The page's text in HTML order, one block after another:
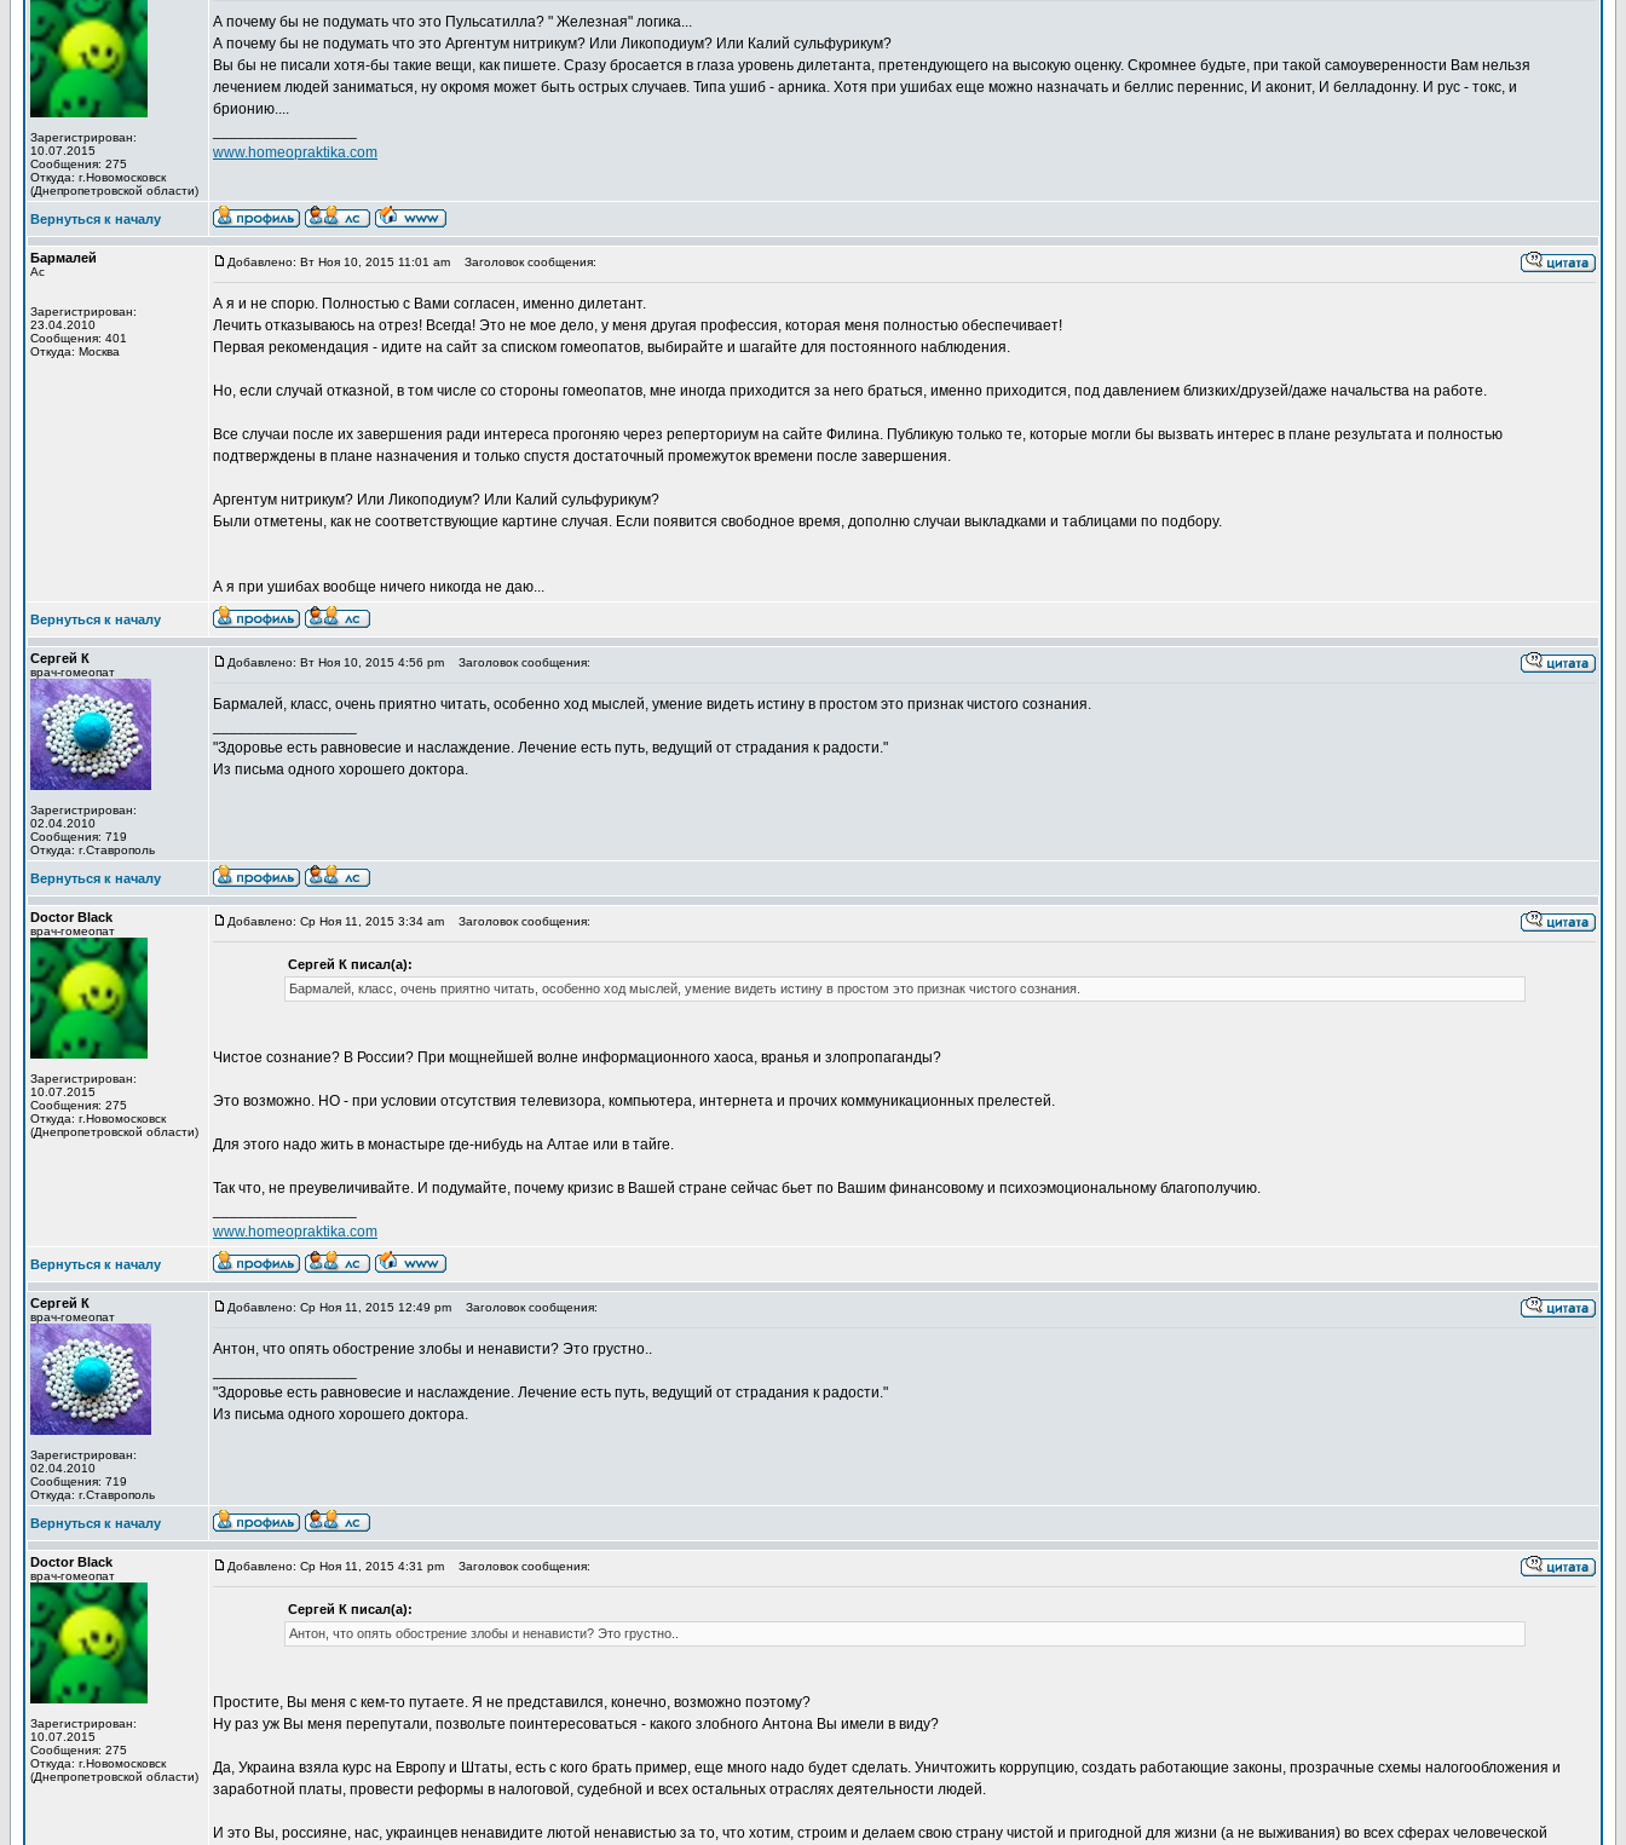
Зарегистрирован:
10.07.2015
Сообщения: 275
Откуда: г.Новомосковск
(Днепропетровской области)
А почему бы не подумать что это Пульсатилла? " Железная" логика...
А почему бы не подумать что это Аргентум нитрикум? Или Ликоподиум? Или Калий сульфурикум?
Вы бы не писали хотя-бы такие вещи, как пишете. Сразу бросается в глаза уровень дилетанта, претендующего на высокую оценку. Скромнее будьте, при такой самоуверенности Вам нельзя
лечением людей заниматься, ну окромя может быть острых случаев. Типа ушиб - арника. Хотя при ушибах еще можно назначать и беллис переннис, И аконит, И белладонну. И рус - токс, и
брионию....
www.homeopraktika.com
Вернуться к началу
Бармалей
Ас
Зарегистрирован:
23.04.2010
Сообщения: 401
Откуда: Москва
Добавлено: Вт Ноя 10, 2015 11:01 am Заголовок сообщения:
А я и не спорю. Полностью с Вами согласен, именно дилетант.
Лечить отказываюсь на отрез! Всегда! Это не мое дело, у меня другая профессия, которая меня полностью обеспечивает!
Первая рекомендация - идите на сайт за списком гомеопатов, выбирайте и шагайте для постоянного наблюдения.
Но, если случай отказной, в том числе со стороны гомеопатов, мне иногда приходится за него браться, именно приходится, под давлением близких/друзей/даже начальства на работе.
Все случаи после их завершения ради интереса прогоняю через реперториум на сайте Филина. Публикую только те, которые могли бы вызвать интерес в плане результата и полностью
подтверждены в плане назначения и только спустя достаточный промежуток времени после завершения.
Аргентум нитрикум? Или Ликоподиум? Или Калий сульфурикум?
Были отметены, как не соответствующие картине случая. Если появится свободное время, дополню случаи выкладками и таблицами по подбору.
А я при ушибах вообще ничего никогда не даю...
Вернуться к началу
Сергей К
врач-гомеопат
Зарегистрирован:
02.04.2010
Сообщения: 719
Откуда: г.Ставрополь
Добавлено: Вт Ноя 10, 2015 4:56 pm Заголовок сообщения:
Бармалей, класс, очень приятно читать, особенно ход мыслей, умение видеть истину в простом это признак чистого сознания.
"Здоровье есть равновесие и наслаждение. Лечение есть путь, ведущий от страдания к радости."
Из письма одного хорошего доктора.
Вернуться к началу
Doctor Black
врач-гомеопат
Зарегистрирован:
10.07.2015
Сообщения: 275
Откуда: г.Новомосковск
(Днепропетровской области)
Добавлено: Ср Ноя 11, 2015 3:34 am Заголовок сообщения:
Сергей К писал(а):
Бармалей, класс, очень приятно читать, особенно ход мыслей, умение видеть истину в простом это признак чистого сознания.
Чистое сознание? В России? При мощнейшей волне информационного хаоса, вранья и злопропаганды?
Это возможно. НО - при условии отсутствия телевизора, компьютера, интернета и прочих коммуникационных прелестей.
Для этого надо жить в монастыре где-нибудь на Алтае или в тайге.
Так что, не преувеличивайте. И подумайте, почему кризис в Вашей стране сейчас бьет по Вашим финансовому и психоэмоциональному благополучию.
www.homeopraktika.com
Вернуться к началу
Сергей К
врач-гомеопат
Зарегистрирован:
02.04.2010
Сообщения: 719
Откуда: г.Ставрополь
Добавлено: Ср Ноя 11, 2015 12:49 pm Заголовок сообщения:
Антон, что опять обострение злобы и ненависти? Это грустно..
"Здоровье есть равновесие и наслаждение. Лечение есть путь, ведущий от страдания к радости."
Из письма одного хорошего доктора.
Вернуться к началу
Doctor Black
врач-гомеопат
Зарегистрирован:
10.07.2015
Сообщения: 275
Откуда: г.Новомосковск
(Днепропетровской области)
Добавлено: Ср Ноя 11, 2015 4:31 pm Заголовок сообщения:
Сергей К писал(а):
Антон, что опять обострение злобы и ненависти? Это грустно..
Простите, Вы меня с кем-то путаете. Я не представился, конечно, возможно поэтому?
Ну раз уж Вы меня перепутали, позвольте поинтересоваться - какого злобного Антона Вы имели в виду?
Да, Украина взяла курс на Европу и Штаты, есть с кого брать пример, еще много надо будет сделать. Уничтожить коррупцию, создать работающие законы, прозрачные схемы налогообложения и
заработной платы, провести реформы в налоговой, судебной и всех остальных отраслях деятельности людей.
И это Вы, россияне, нас, украинцев ненавидите лютой ненавистью за то, что хотим, строим и делаем свою страну чистой и пригодной для жизни (а не выживания) во всех сферах человеческой